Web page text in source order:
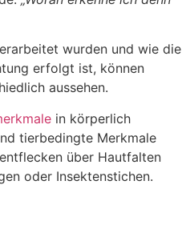
wurden und wie die
erfolgt ist, können
aussehen.
in körperlich
tierbedingte Merkmale
über Hautfalten
oder Insektenstichen.